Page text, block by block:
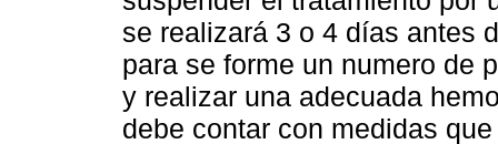
se realizará 3 o 4 días antes
para se forme un numero de
y realizar una adecuada
debe contar con medidas